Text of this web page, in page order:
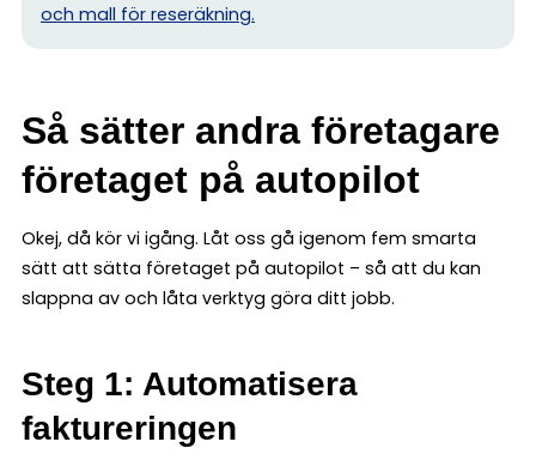
och mall för reseräkning.
Så sätter andra företagare
företaget på autopilot
Okej, då kör vi igång. Låt oss gå igenom fem smarta
sätt att sätta företaget på autopilot – så att du kan
slappna av och låta verktyg göra ditt jobb.
Steg 1: Automatisera
faktureringen